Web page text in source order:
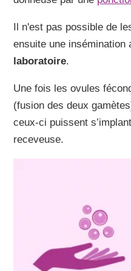
Il n'est pas possible de
ensuite une
laboratoire.
Une fois les ovules
(fusion des deux
ceux-ci puissent
receveuse.